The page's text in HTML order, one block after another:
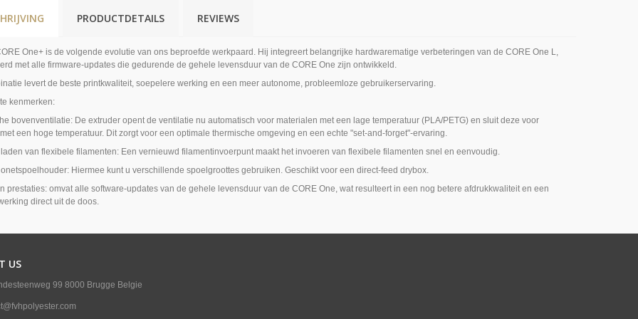
PRODUCTDETAILS REVIEWS
One+ is de volgende evolutie van ons beproefde werkpaard. Hij integreert belangrijke hardwarematige verbeteringen van de CORE One L,
met alle firmware-updates die gedurende de gehele levensduur van de CORE One zijn ontwikkeld.
levert de beste printkwaliteit, soepelere werking en een meer autonome, probleemloze gebruikerservaring.
kenmerken:
bovenventilatie: De extruder opent de ventilatie nu automatisch voor materialen met een lage temperatuur (PLA/PETG) en sluit deze voor
een hoge temperatuur. Dit zorgt voor een optimale thermische omgeving en een echte "set-and-forget"-ervaring.
van flexibele filamenten: Een vernieuwd filamentinvoerpunt maakt het invoeren van flexibele filamenten snel en eenvoudig.
Hiermee kunt u verschillende spoelgroottes gebruiken. Geschikt voor een direct-feed drybox.
prestaties: omvat alle software-updates van de gehele levensduur van de CORE One, wat resulteert in een nog betere afdrukkwaliteit en een
direct uit de doos.
US
99 8000 Brugge Belgie